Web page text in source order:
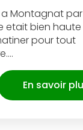
Montagnat
etait bien haute
pour tout
En savoir